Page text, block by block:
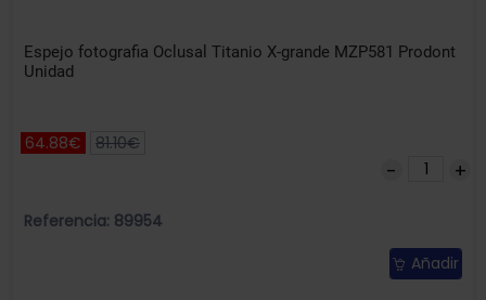
Espejo fotografia Oclusal Titanio X-grande MZP581 Prodont
Unidad
64.88€ 81.10€
Referencia: 89954
Añadir